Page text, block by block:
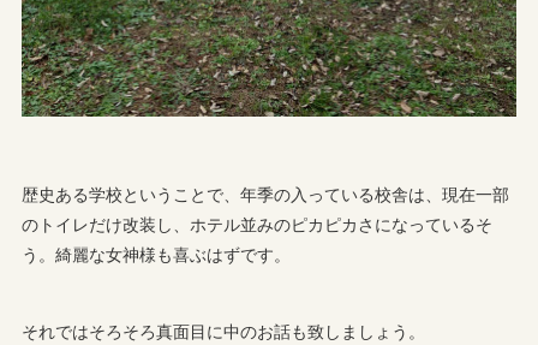
歴史ある学校ということで、年季の入っている校舎は、現在一部
のトイレだけ改装し、ホテル並みのピカピカさになっているそ
う。綺麗な女神様も喜ぶはずです。
それではそろそろ真面目に中のお話も致しましょう。